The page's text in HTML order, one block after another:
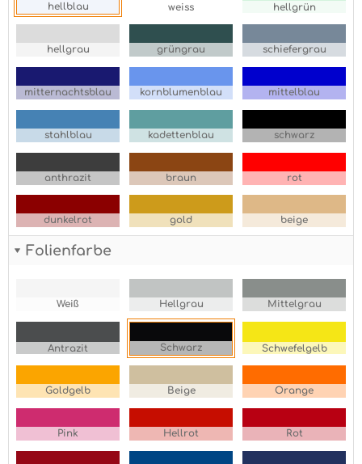
hellblau weiss hellgrün
hellgrau grüngrau schiefergrau
mitternachtsblau kornblumenblau mittelblau
stahlblau kadettenblau schwarz
anthrazit braun rot
dunkelrot gold beige
Folienfarbe
Weiß Hellgrau Mittelgrau
Antrazit Schwarz Schwefelgelb
Goldgelb Beige Orange
Pink Hellrot Rot